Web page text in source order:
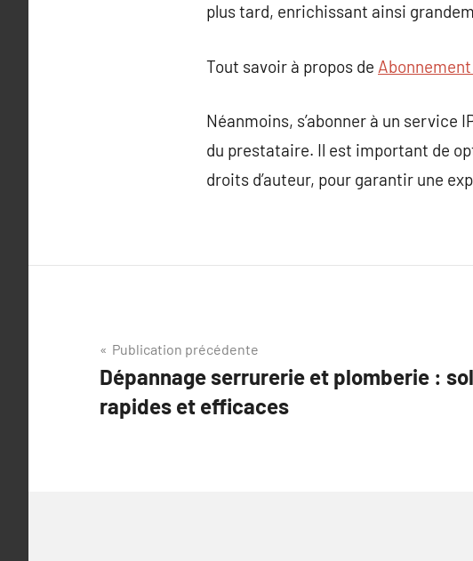
plus tard, enrichissant ainsi
Tout savoir à propos de
Néanmoins, s’abonner à un
du prestataire. Il est important de
droits d’auteur, pour garantir une
Navigation
de
l’article
Publication précédente
Dépannage serrurerie et plomberie :
rapides et efficaces